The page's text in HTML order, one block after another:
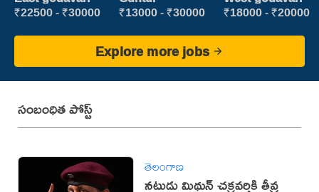
₹22500 - ₹30000 ₹13000 - ₹30000 ₹18000 - ₹20000
Explore more jobs
సంబంధిత పోస్ట్
తెలంగాణ
నటుడు మిథున్ చక్రవర్తికి తీవ్ర